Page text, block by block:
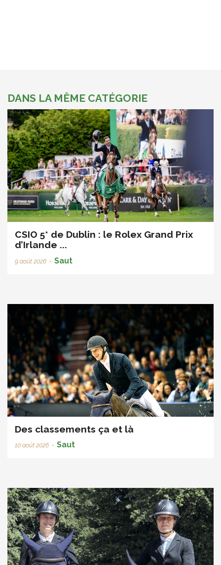
DANS LA MÊME CATÉGORIE
CSIO 5* de Dublin : le Rolex Grand Prix
d’Irlande ...
9 août 2026 • Saut
Des classements ça et là
10 août 2026 • Saut